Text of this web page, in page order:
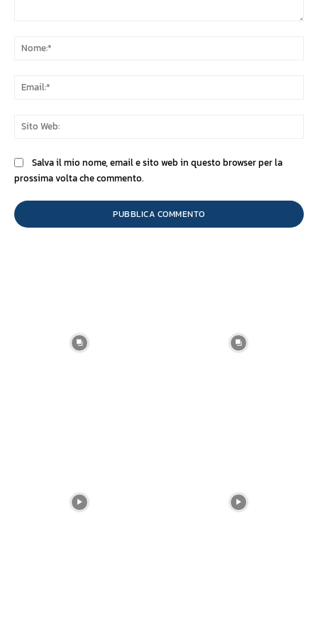
Salva il mio nome, email e sito web in questo browser per la
prossima volta che commento.